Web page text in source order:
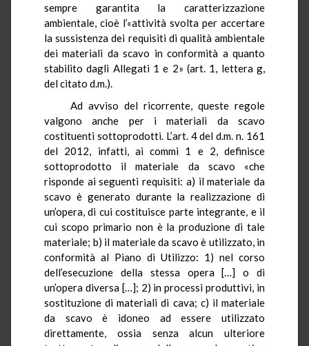
sempre garantita la caratterizzazione
ambientale, cioè l’«attività svolta per accertare
la sussistenza dei requisiti di qualità ambientale
dei materiali da scavo in conformità a quanto
stabilito dagli Allegati 1 e 2» (art. 1, lettera g,
del citato d.m.).
Ad avviso del ricorrente, queste regole
valgono anche per i materiali da scavo
costituenti sottoprodotti. L’art. 4 del d.m. n. 161
del 2012, infatti, ai commi 1 e 2, definisce
sottoprodotto il materiale da scavo «che
risponde ai seguenti requisiti: a) il materiale da
scavo è generato durante la realizzazione di
un’opera, di cui costituisce parte integrante, e il
cui scopo primario non è la produzione di tale
materiale; b) il materiale da scavo è utilizzato, in
conformità al Piano di Utilizzo: 1) nel corso
dell’esecuzione della stessa opera […] o di
un’opera diversa […]; 2) in processi produttivi, in
sostituzione di materiali di cava; c) il materiale
da scavo è idoneo ad essere utilizzato
direttamente, ossia senza alcun ulteriore